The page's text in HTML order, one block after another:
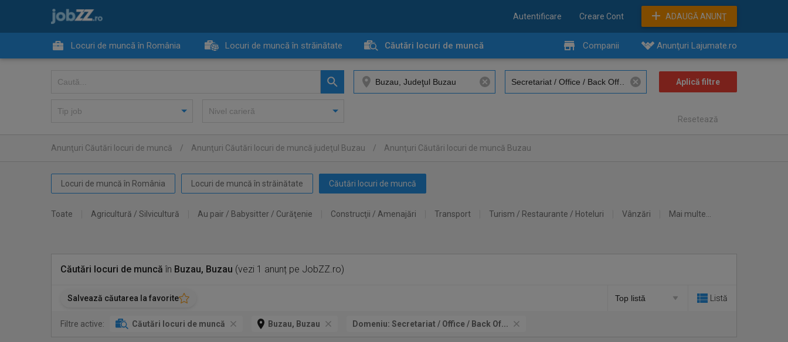
Autentificare Creare Cont ADAUGĂ ANUNŢ
Locuri de muncă în România Locuri de muncă în străinătate Căutări locuri de muncă Companii Anunţuri Lajumate.ro
Resetează
Anunţuri Căutări locuri de muncă / Anunţuri Căutări locuri de muncă judeţul Buzau / Anunţuri Căutări locuri de muncă Buzau
Locuri de muncă în România Locuri de muncă în străinătate Căutări locuri de muncă
Toate Agricultură / Silvicultură Au pair / Babysitter / Curăţenie Construcţii / Amenajări Transport Turism / Restaurante / Hoteluri Vânzări Mai multe...
Căutări locuri de muncă în Buzau, Buzau (vezi 1 anunț pe JobZZ.ro)
Salvează căutarea la favorite Listă
Filtre active: Căutări locuri de muncă Buzau, Buzau Domeniu: Secretariat / Office / Back Of...